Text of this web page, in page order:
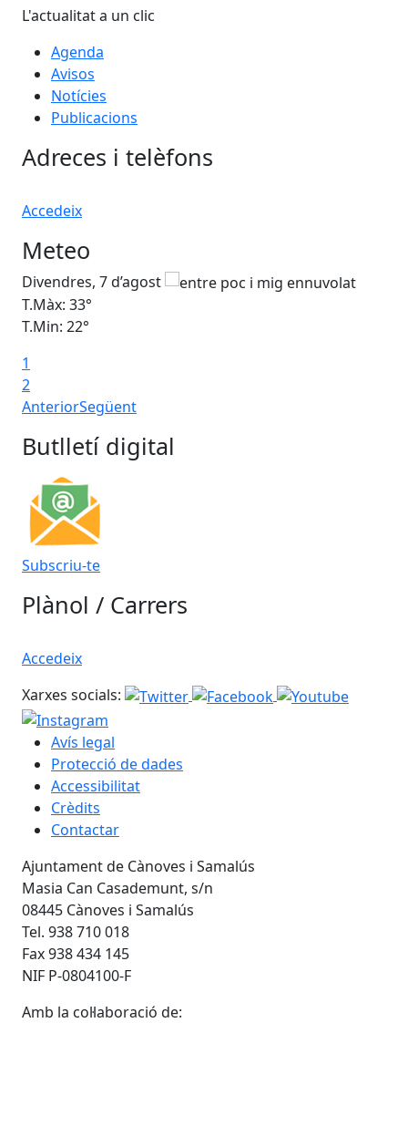
L'actualitat a un clic
Agenda
Avisos
Notícies
Publicacions
Adreces i telèfons
Accedeix
Meteo
Divendres, 7 d’agost
T.Màx: 33°
T.Min: 22°
1
2
AnteriorSegüent
Butlletí digital
Subscriu-te
Plànol / Carrers
Accedeix
Xarxes socials:
Avís legal
Protecció de dades
Accessibilitat
Crèdits
Contactar
Ajuntament de Cànoves i Samalús
Masia Can Casademunt, s/n
08445 Cànoves i Samalús
Tel. 938 710 018
Fax 938 434 145
NIF P-0804100-F
Amb la col·laboració de: